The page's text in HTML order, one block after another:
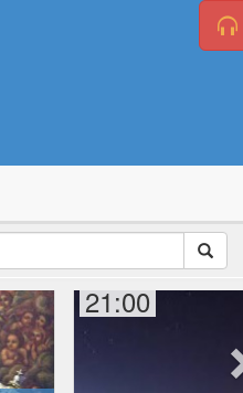
21:00